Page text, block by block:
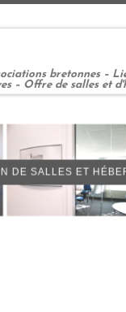
bretonnes –
– Offre de salles et
DE SALLES ET